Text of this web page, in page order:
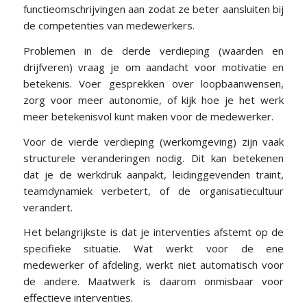
functieomschrijvingen aan zodat ze beter aansluiten bij
de competenties van medewerkers.
Problemen in de derde verdieping (waarden en
drijfveren) vraag je om aandacht voor motivatie en
betekenis. Voer gesprekken over loopbaanwensen,
zorg voor meer autonomie, of kijk hoe je het werk
meer betekenisvol kunt maken voor de medewerker.
Voor de vierde verdieping (werkomgeving) zijn vaak
structurele veranderingen nodig. Dit kan betekenen
dat je de werkdruk aanpakt, leidinggevenden traint,
teamdynamiek verbetert, of de organisatiecultuur
verandert.
Het belangrijkste is dat je interventies afstemt op de
specifieke situatie. Wat werkt voor de ene
medewerker of afdeling, werkt niet automatisch voor
de andere. Maatwerk is daarom onmisbaar voor
effectieve interventies.